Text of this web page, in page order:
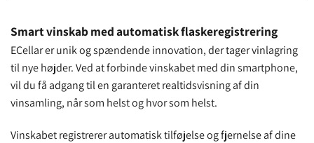
Smart vinskab med automatisk flaskeregistrering
ECellar er unik og spændende innovation, der tager vinlagring
til nye højder. Ved at forbinde vinskabet med din smartphone,
vil du få adgang til en garanteret realtidsvisning af din
vinsamling, når som helst og hvor som helst.
Vinskabet registrerer automatisk tilføjelse og fjernelse af dine